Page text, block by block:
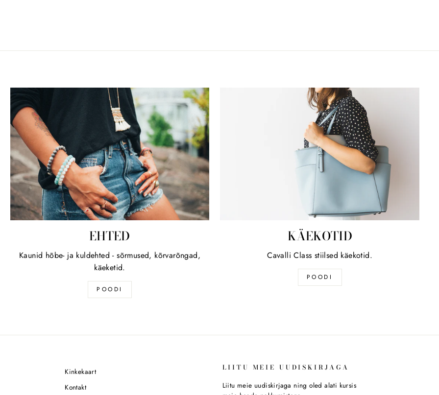
EHTED
Kaunid hõbe- ja kuldehted - sõrmused, kõrvarõngad,
käeketid.
POODI
KÄEKOTID
Cavalli Class stiilsed käekotid.
POODI
Kinkekaart
Kontakt
LIITU MEIE UUDISKIRJAGA
Liitu meie uudiskirjaga ning oled alati kursis